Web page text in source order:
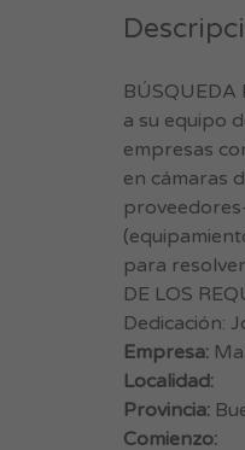
a su equipo
empresas
en cámaras
para
DE LOS
Dedicación:
Empresa:
Localidad:
Provincia:
Comienzo: